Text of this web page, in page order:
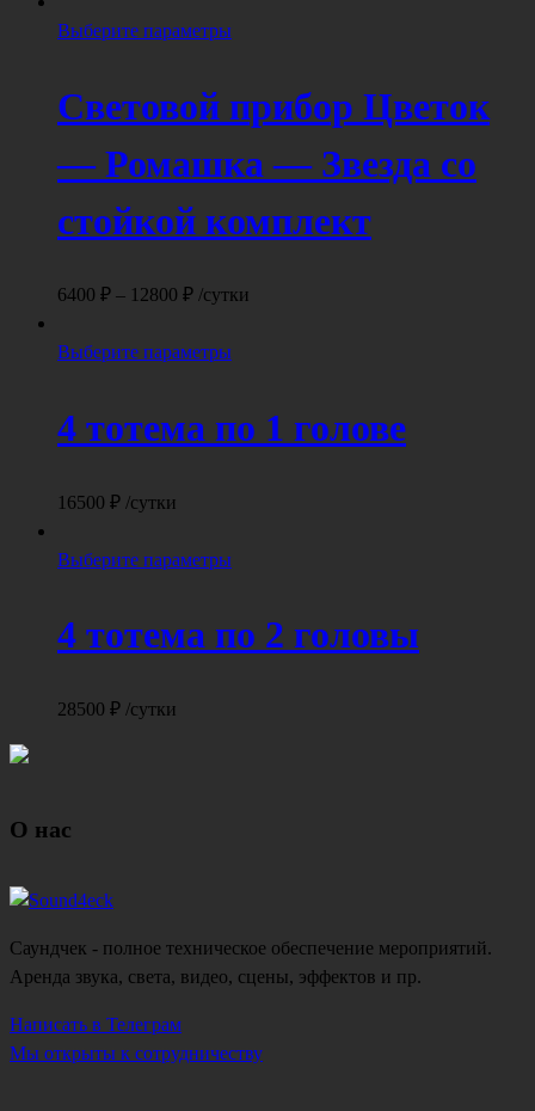
странице
6000 ₽
Выберите параметрыЭтот
несколько
Опции
выбрать
странице
Световой прибор Цветок
— Ромашка — Звезда со
стойкой комплект
6400 ₽ – 12800 ₽Диапазон
6400 ₽
/сутки
Выберите параметрыЭтот
несколько
выбрать
товара.
4 тотема по 1 голове
16500 ₽ /сутки
Выберите параметрыЭтот
несколько
4 тотема по 2 головы
28500 ₽ /сутки
О нас
Саундчек - полное техническое обеспечение мероприятий.
Аренда звука, света, видео, сцены, эффектов и пр.
Написать в Телеграм
Мы открыты к сотрудничеству